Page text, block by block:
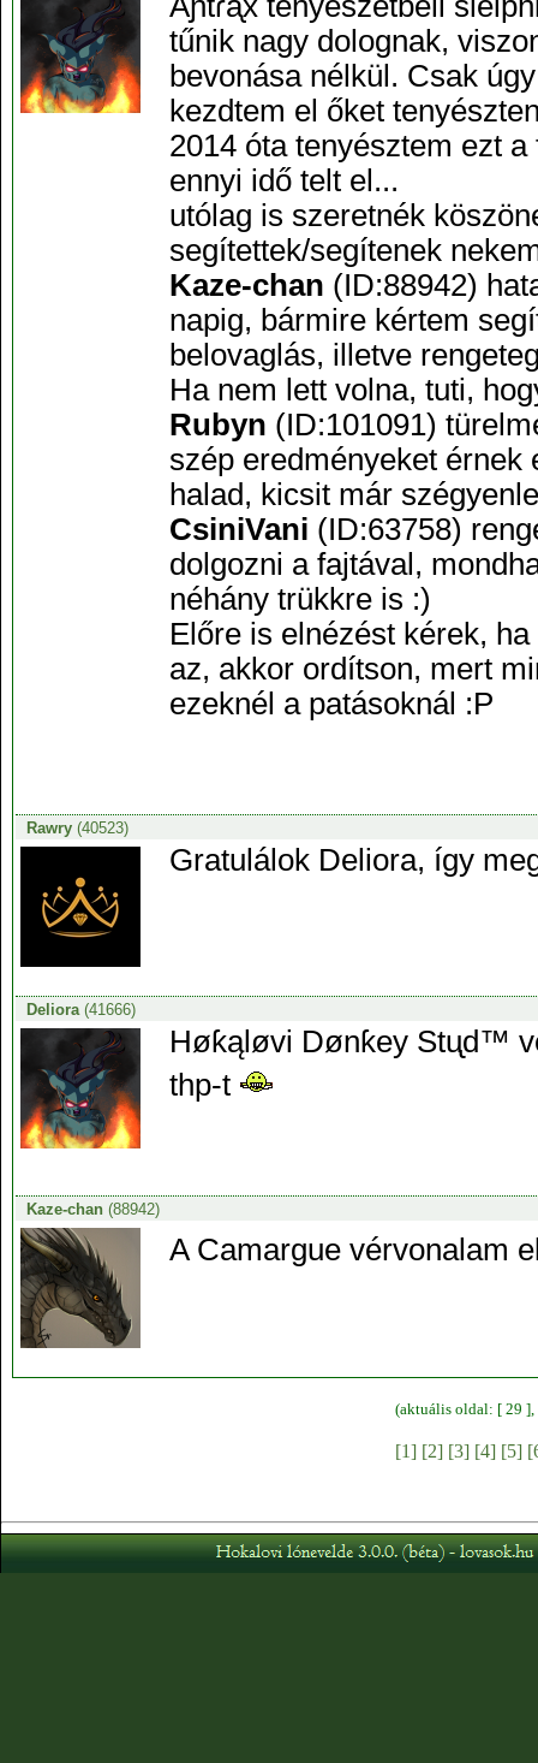
tűnik nagy dolognak,
bevonása nélkül. Csak
kezdtem el őket
2014 óta tenyésztem ezt
ennyi idő telt el...
utólag is szeretnék
segítettek/segítenek
Kaze-chan (ID:88942)
napig, bármire kértem
belovaglás, illetve
Ha nem lett volna, tuti,
Rubyn (ID:101091)
szép eredményeket érnek
halad, kicsit már
CsiniVani (ID:63758)
dolgozni a fajtával,
néhány trükkre is :)
Előre is elnézést kérek,
az, akkor ordítson, mert
ezeknél a patásoknál :P
Rawry(40523)
Gratulálok Deliora, így
Deliora(41666)
Høƙąløvi Dønƙey Stᶙd™
thp-t
Kaze-chan(88942)
A Camargue vérvonalam
(aktuális oldal: [ 29 ],
[1] [2] [3] [4] [5]